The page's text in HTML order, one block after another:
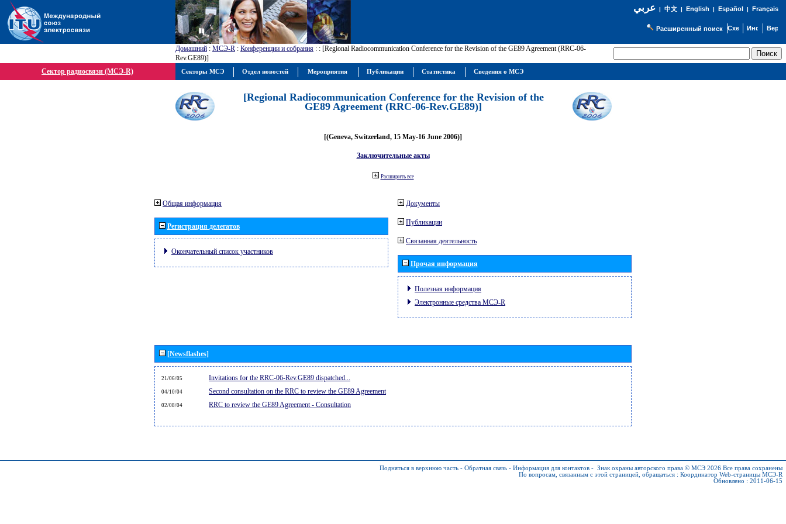
عربي| 中文| English | Español | Français
Расширенный поиск
Домашний : МСЭ-R : Конференции и собрания : : [Regional Radiocommunication Conference for the Revision of the GE89 Agreement (RRC-06-
Rev.GE89)]
Сектор радиосвязи (МСЭ-R)
[Regional Radiocommunication Conference for the Revision of the
GE89 Agreement (RRC-06-Rev.GE89)]
[(Geneva, Switzerland, 15 May-16 June 2006)]
Заключительные акты
Расширить все
Общая информация
Регистрация делегатов
Окончательный список участников
Документы
Публикации
Связанная деятельность
Прочая информация
Полезная информация
Электронные средства МСЭ-R
[Newsflashes]
21/06/05 Invitations for the RRC-06-Rev.GE89 dispatched...
04/10/04 Second consultation on the RRC to review the GE89 Agreement
02/08/04 RRC to review the GE89 Agreement - Consultation
Подняться в верхнюю часть - Обратная связь - Информация для контактов - Знак охраны авторского права © МСЭ 2026 Все права сохранены
По вопросам, связанным с этой страницей, обращаться : Координатор Web-страницы МСЭ-R
Обновлено : 2011-06-15
Секторы МСЭ Отдел новостей Мероприятия Публикации Статистика Сведения о МСЭ